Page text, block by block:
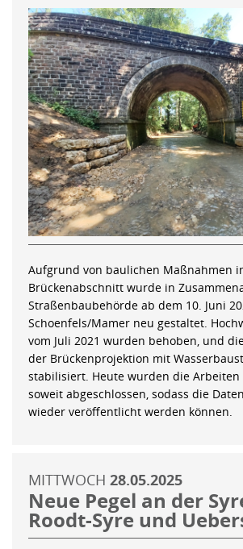
Aufgrund von baulichen Maßnahmen
Brückenabschnitt wurde in
Straßenbaubehörde ab dem 10. Juni
Schoenfels/Mamer neu gestaltet.
vom Juli 2021 wurden behoben, und
der Brückenprojektion mit
stabilisiert. Heute wurden die Arbeiten
soweit abgeschlossen, sodass die
wieder veröffentlicht werden können.
MITTWOCH 28.05.2025
Neue Pegel an der
Roodt-Syre und